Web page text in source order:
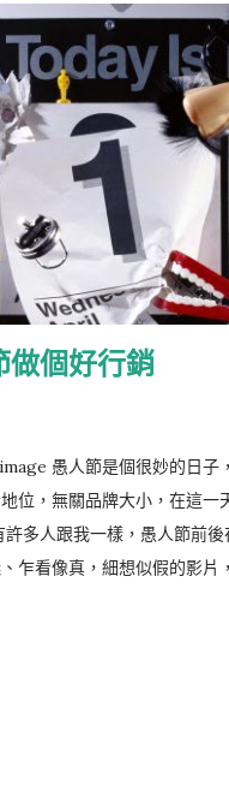
正因為如此，品牌才更需要
冰櫃前挑選冰品，下手的那
列產品 數位時代行銷的
做個好行銷
愚人節是個很妙的日子
位，無關品牌大小，在這一
多人跟我一樣，愚人節前
乍看像真，細想似假的影片
。影片故意拍得像是類新聞